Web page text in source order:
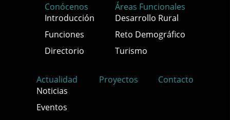
Conócenos
Introducción
Funciones
Directorio
Áreas Funcionales
Desarrollo Rural
Reto Demográfico
Turismo
Actualidad
Noticias
Eventos
Proyectos Contacto